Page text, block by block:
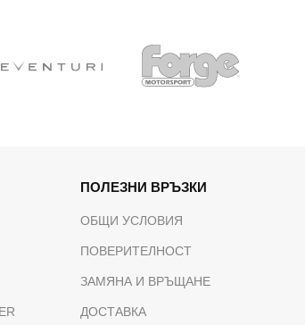
ПОЛЕЗНИ ВРЪЗКИ
ОБЩИ УСЛОВИЯ
ПОВЕРИТЕЛНОСТ
ЗАМЯНА И ВРЪЩАНЕ
ДОСТАВКА